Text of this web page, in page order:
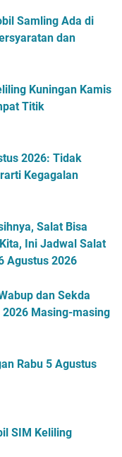
Samling Ada di
dan
Kuningan Kamis
Titik
2026: Tidak
Kegagalan
Salat Bisa
Ini Jadwal Salat
Agustus 2026
dan Sekda
2026 Masing-masing
Rabu 5 Agustus
SIM Keliling